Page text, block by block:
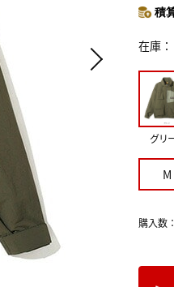
積
在庫
グリ
M
購入数